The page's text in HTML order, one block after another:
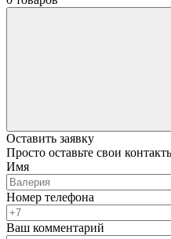
Оставить заявку
Просто оставьте свои
Имя
Номер телефона
Ваш комментарий